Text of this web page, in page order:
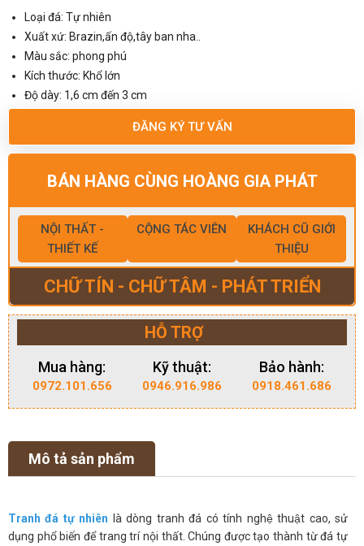
Loại đá: Tự nhiên
Xuất xứ: Brazin,ấn độ,tây ban nha..
Màu sắc: phong phú
Kích thước: Khổ lớn
Độ dày: 1,6 cm đến 3 cm
ĐĂNG KÝ TƯ VẤN
BÁN HÀNG CÙNG HOÀNG GIA PHÁT
NỘI THẤT -
THIẾT KẾ
CỘNG TÁC VIÊN
KHÁCH CŨ GIỚI
THIỆU
CHỮ TÍN - CHỮ TÂM - PHÁT TRIỂN
HỖ TRỢ
Mua hàng:
0972.101.656
Kỹ thuật:
0946.916.986
Bảo hành:
0918.461.686
Mô tả sản phẩm
Tranh đá tự nhiên là dòng tranh đá có tính nghệ thuật cao, sử
dụng phổ biến để trang trí nội thất. Chúng được tạo thành từ đá tự